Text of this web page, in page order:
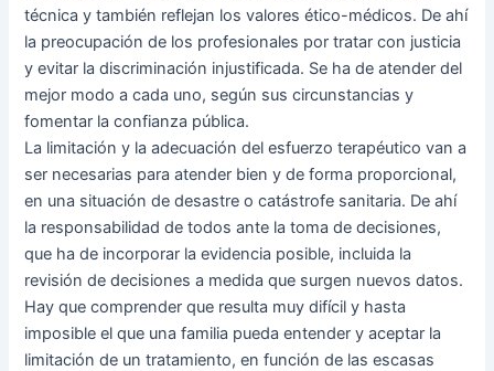
técnica y también reflejan los valores ético-médicos. De ahí
la preocupación de los profesionales por tratar con justicia
y evitar la discriminación injustificada. Se ha de atender del
mejor modo a cada uno, según sus circunstancias y
fomentar la confianza pública.
La limitación y la adecuación del esfuerzo terapéutico van a
ser necesarias para atender bien y de forma proporcional,
en una situación de desastre o catástrofe sanitaria. De ahí
la responsabilidad de todos ante la toma de decisiones,
que ha de incorporar la evidencia posible, incluida la
revisión de decisiones a medida que surgen nuevos datos.
Hay que comprender que resulta muy difícil y hasta
imposible el que una familia pueda entender y aceptar la
limitación de un tratamiento, en función de las escasas